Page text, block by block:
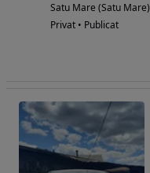
Satu Mare (Satu Mare)
Privat • Publicat